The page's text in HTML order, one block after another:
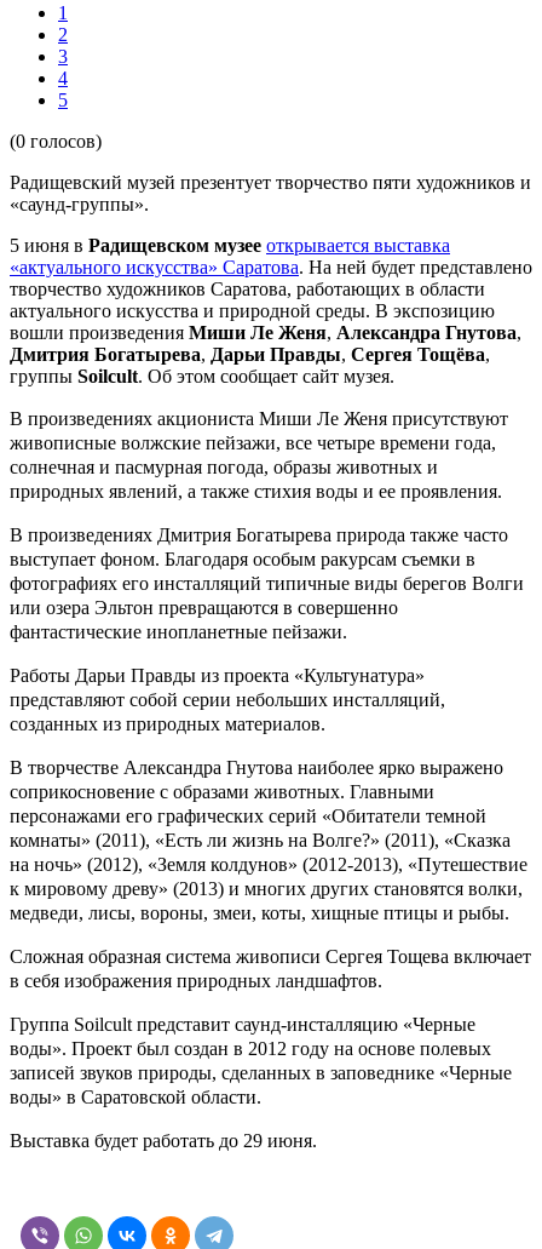
1
2
3
4
5
(0 голосов)
Радищевский музей презентует творчество пяти художников и
«саунд-группы».
5 июня в Радищевском музее открывается выставка
«актуального искусства» Саратова. На ней будет представлено
творчество художников Саратова, работающих в области
актуального искусства и природной среды. В экспозицию
вошли произведения Миши Ле Женя, Александра Гнутова,
Дмитрия Богатырева, Дарьи Правды, Сергея Тощёва,
группы Soilcult. Об этом сообщает сайт музея.
В произведениях акциониста Миши Ле Женя присутствуют
живописные волжские пейзажи, все четыре времени года,
солнечная и пасмурная погода, образы животных и
природных явлений, а также стихия воды и ее проявления.
В произведениях Дмитрия Богатырева природа также часто
выступает фоном. Благодаря особым ракурсам съемки в
фотографиях его инсталляций типичные виды берегов Волги
или озера Эльтон превращаются в совершенно
фантастические инопланетные пейзажи.
Работы Дарьи Правды из проекта «Культунатура»
представляют собой серии небольших инсталляций,
созданных из природных материалов.
В творчестве Александра Гнутова наиболее ярко выражено
соприкосновение с образами животных. Главными
персонажами его графических серий «Обитатели темной
комнаты» (2011), «Есть ли жизнь на Волге?» (2011), «Сказка
на ночь» (2012), «Земля колдунов» (2012-2013), «Путешествие
к мировому древу» (2013) и многих других становятся волки,
медведи, лисы, вороны, змеи, коты, хищные птицы и рыбы.
Сложная образная система живописи Сергея Тощева включает
в себя изображения природных ландшафтов.
Группа Soilcult представит саунд-инсталляцию «Черные
воды». Проект был создан в 2012 году на основе полевых
записей звуков природы, сделанных в заповеднике «Черные
воды» в Саратовской области.
Выставка будет работать до 29 июня.